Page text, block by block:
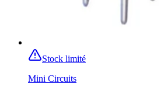
Stock limité
Mini Circuits